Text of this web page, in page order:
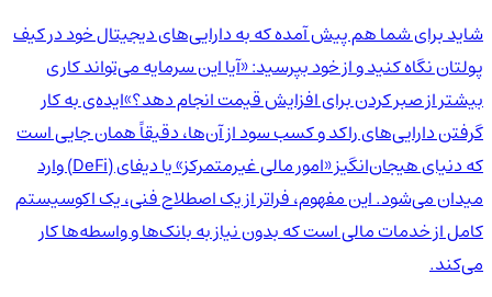
شاید برای شما هم پیش آمده که به دارایی‌های دیجیتال خود در کیف
پولتان نگاه کنید و از خود بپرسید: «آیا این سرمایه می‌تواند کاری
بیشتر از صبر کردن برای افزایش قیمت انجام دهد؟»ایده‌ی به کار
گرفتن دارایی‌های راکد و کسب سود از آن‌ها، دقیقاً همان جایی است
که دنیای هیجان‌انگیز «امور مالی غیرمتمرکز» یا دیفای (DeFi) وارد
میدان می‌شود. این مفهوم، فراتر از یک اصطلاح فنی، یک اکوسیستم
کامل از خدمات مالی است که بدون نیاز به بانک‌ها و واسطه‌ها کار
می‌کند.